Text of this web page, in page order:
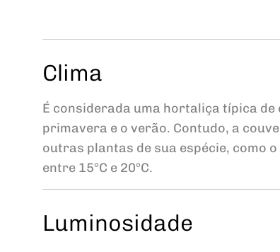
Clima
É considerada uma hortaliça típica
primavera e o verão. Contudo, a
outras plantas de sua espécie, como
entre 15°C e 20°C.
Luminosidade